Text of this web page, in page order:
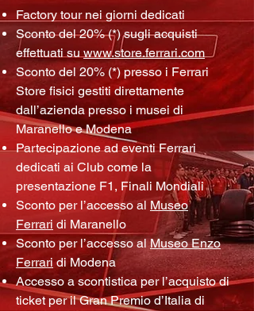
Factory tour nei giorni dedicati
Sconto del 20% (*) sugli acquisti
effettuati suwww.store.ferrari.com
Sconto del 20% (*) presso i Ferrari
Store fisici gestiti direttamente
dall’azienda presso i musei di
Maranello e Modena
Partecipazione ad eventi Ferrari
dedicati ai Club come la
presentazione F1, Finali Mondiali
Sconto per l’accesso al Museo
Ferrari di Maranello
Sconto per l’accesso alMuseo Enzo
Ferraridi Modena
Accesso a scontistica per l’acquisto di
ticket per il Gran Premio d’Italia di